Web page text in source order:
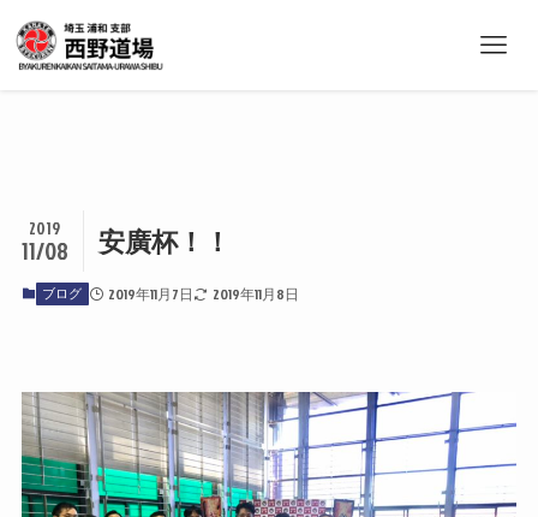
安廣杯！！
2019
11/08
ブログ 2019年11月7日 2019年11月8日